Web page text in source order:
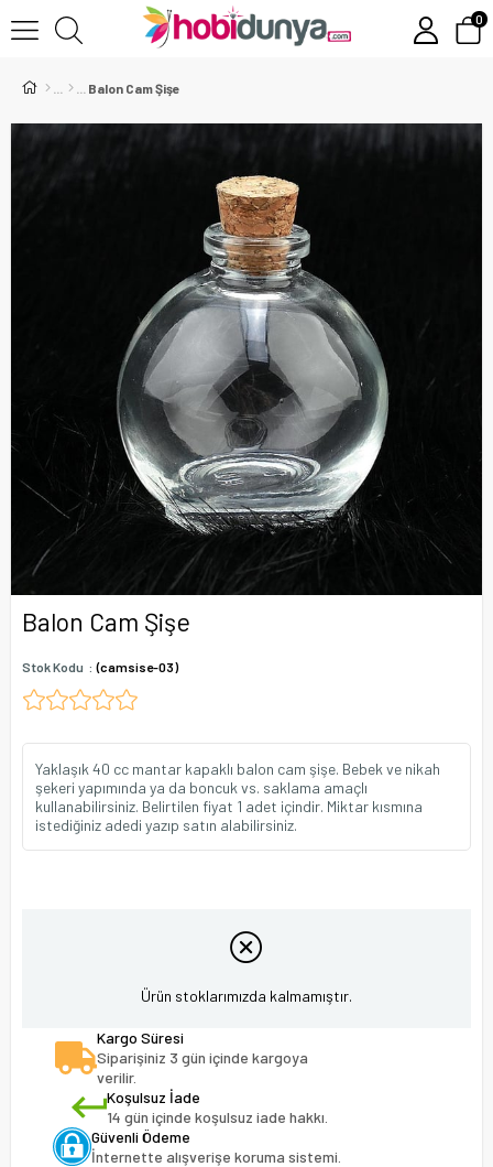
0
Balon Cam Şişe
Balon Cam Şişe
Stok Kodu (camsise-03)
Yaklaşık 40 cc mantar kapaklı balon cam şişe. Bebek ve nikah
şekeri yapımında ya da boncuk vs. saklama amaçlı
kullanabilirsiniz. Belirtilen fiyat 1 adet içindir. Miktar kısmına
istediğiniz adedi yazıp satın alabilirsiniz.
Ürün stoklarımızda kalmamıştır.
Kargo Süresi
Siparişiniz 3 gün içinde kargoya
verilir.
Koşulsuz İade
14 gün içinde koşulsuz iade hakkı.
Güvenli Ödeme
İnternette alışverişe koruma sistemi.